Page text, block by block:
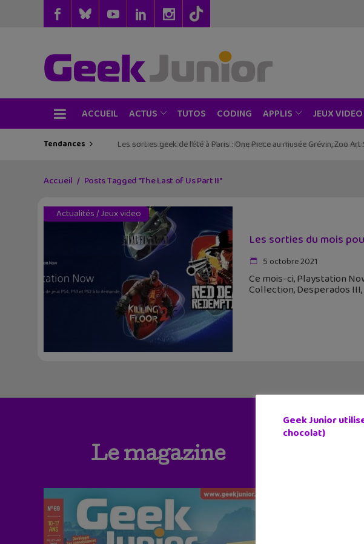
ACCUEIL ACTUS TUTOS CODING APPLIS JEUX VIDEO
Tendances Les sorties geek de l’été à Paris : One Piece au musée Grévin, Zoo
Accueil Posts Tagged "The Last of Us Part II"
Actualités/Jeux video
Les sorties du mois
5 octobre 2021
Ce mois-ci, Playstation
Collection, Desperados
Le magazine
Geek Junior
chocolat)